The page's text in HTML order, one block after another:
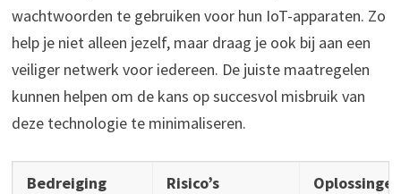
wachtwoorden te gebruiken voor hun IoT-apparaten. Zo
help je niet alleen jezelf, maar draag je ook bij aan een
veiliger netwerk voor iedereen. De juiste maatregelen
kunnen helpen om de kans op succesvol misbruik van
deze technologie te minimaliseren.
Bedreiging Risico’s Oplossingen